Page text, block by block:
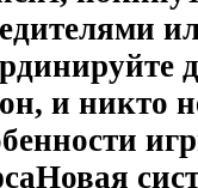
и никто